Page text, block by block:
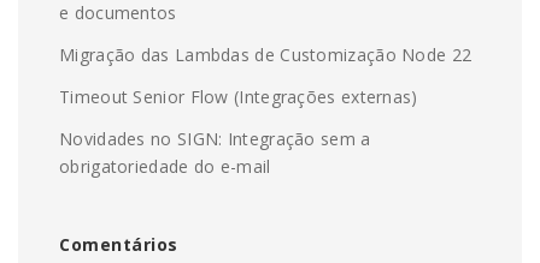
e documentos
Migração das Lambdas de Customização Node 22
Timeout Senior Flow (Integrações externas)
Novidades no SIGN: Integração sem a
obrigatoriedade do e-mail
Comentários